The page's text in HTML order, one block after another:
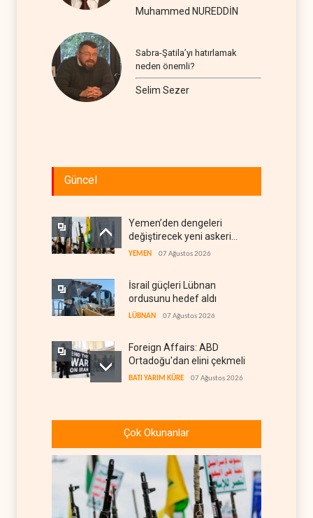
Muhammed NUREDDİN
Sabra-Şatila’yı hatırlamak
neden önemli?
Selim Sezer
Güncel
Yemen’den dengeleri
değiştirecek yeni askeri
denklem
YEMEN 07 Ağustos 2026
İsrail güçleri Lübnan
ordusunu hedef aldı
LÜBNAN 07 Ağustos 2026
Foreign Affairs: ABD
Ortadoğu'dan elini çekmeli
BATI YARIM KÜRE 07 Ağustos 2026
Pakistan ortak savunma
anlaşması imzaladı
ABD, Suudi Arabistan'dan
petrol ithalatını 40 yıl sonra
ilk kez durdurdu
BATI YARIM KÜRE 07 Ağustos 2026
Çok Okunanlar